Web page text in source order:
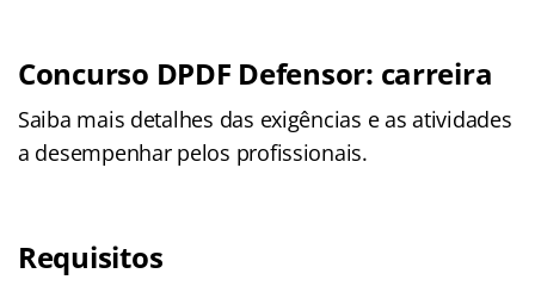
Concurso DPDF Defensor: carreira
Saiba mais detalhes das exigências e as atividades
a desempenhar pelos profissionais.
Requisitos